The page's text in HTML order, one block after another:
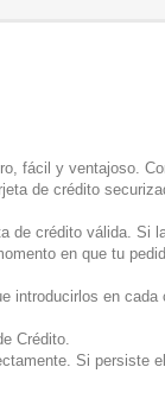
fácil y ventajoso.
de crédito
de crédito válida.
en que tu
introducirlos en cada
Crédito.
Si persiste